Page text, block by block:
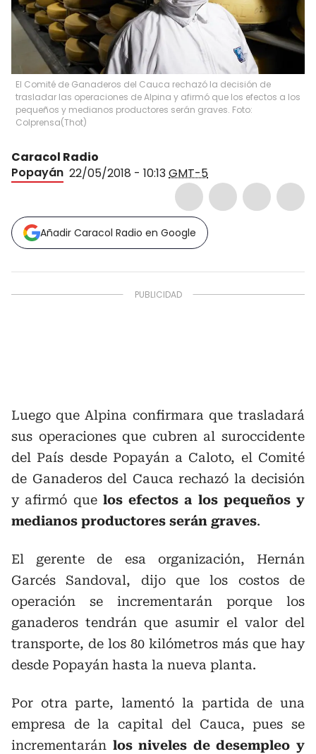
El Comité de Ganaderos del Cauca rechazó la decisión de
trasladar las operaciones de Alpina y afirmó que los efectos a los
pequeños y medianos productores serán graves. Foto:
Colprensa(Thot)
Caracol Radio
Popayán 22/05/2018 - 10:13GMT-5
Añadir Caracol Radio en Google
Luego que Alpina confirmara que trasladará
sus operaciones que cubren al suroccidente
del País desde Popayán a Caloto, el Comité
de Ganaderos del Cauca rechazó la decisión
y afirmó que los efectos a los pequeños y
medianos productores serán graves.
El gerente de esa organización, Hernán
Garcés Sandoval, dijo que los costos de
operación se incrementarán porque los
ganaderos tendrán que asumir el valor del
transporte, de los 80 kilómetros más que hay
desde Popayán hasta la nueva planta.
Por otra parte, lamentó la partida de una
empresa de la capital del Cauca, pues se
incrementarán los niveles de desempleo y